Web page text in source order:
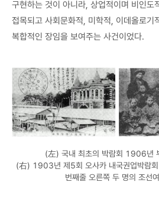
구현하는 것이 아니라, 상업적이며 비인도
접목되고 사회문화적, 미학적, 이데올로기
복합적인 장임을 보여주는 사건이었다.
(左) 국내 최초의 박람회 1906년
(右) 1903년 제5회 오사카 내국권업박람
번째줄 오른쪽 두 명의 조선